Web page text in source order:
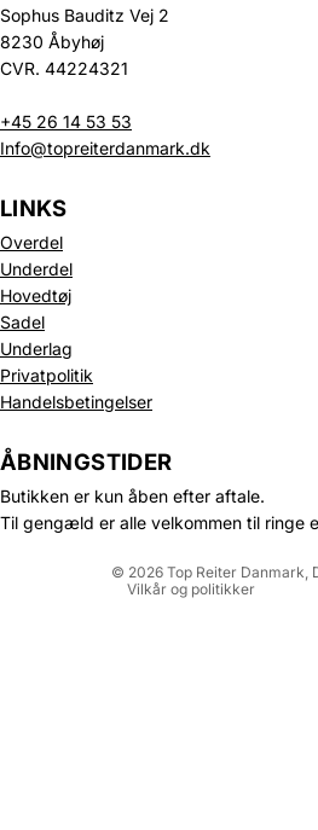
Sophus Bauditz Vej 2
8230 Åbyhøj
CVR. 44224321
+45 26 14 53 53
Info@topreiterdanmark.dk
LINKS
Overdel
Underdel
Hovedtøj
Sadel
Underlag
Privatpolitik
Handelsbetingelser
ÅBNINGSTIDER
Butikken er kun åben efter aftale.
Til gengæld er alle velkommen til ringe
© 2026 Top Reiter Danmark
Vilkår og politikker
Politik om beskyttelse af persondata
Refusionspolitik
Leveringspolitik
Kontaktinformation